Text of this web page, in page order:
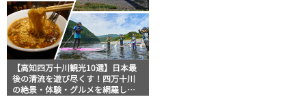
【高知四万十川観光10選】日本最
後の清流を遊び尽くす！四万十川
の絶景・体験・グルメを網羅した